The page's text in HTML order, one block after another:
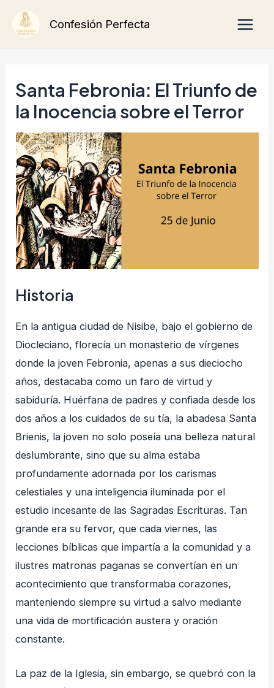
Confesión Perfecta
Santa Febronia: El Triunfo de
la Inocencia sobre el Terror
Historia
En la antigua ciudad de Nisibe, bajo el gobierno de
Diocleciano, florecía un monasterio de vírgenes
donde la joven Febronia, apenas a sus dieciocho
años, destacaba como un faro de virtud y
sabiduría. Huérfana de padres y confiada desde los
dos años a los cuidados de su tía, la abadesa Santa
Brienis, la joven no solo poseía una belleza natural
deslumbrante, sino que su alma estaba
profundamente adornada por los carismas
celestiales y una inteligencia iluminada por el
estudio incesante de las Sagradas Escrituras. Tan
grande era su fervor, que cada viernes, las
lecciones bíblicas que impartía a la comunidad y a
ilustres matronas paganas se convertían en un
acontecimiento que transformaba corazones,
manteniendo siempre su virtud a salvo mediante
una vida de mortificación austera y oración
constante.
La paz de la Iglesia, sin embargo, se quebró con la